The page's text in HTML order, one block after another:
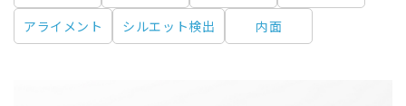
アライメント
シルエット検出 内面